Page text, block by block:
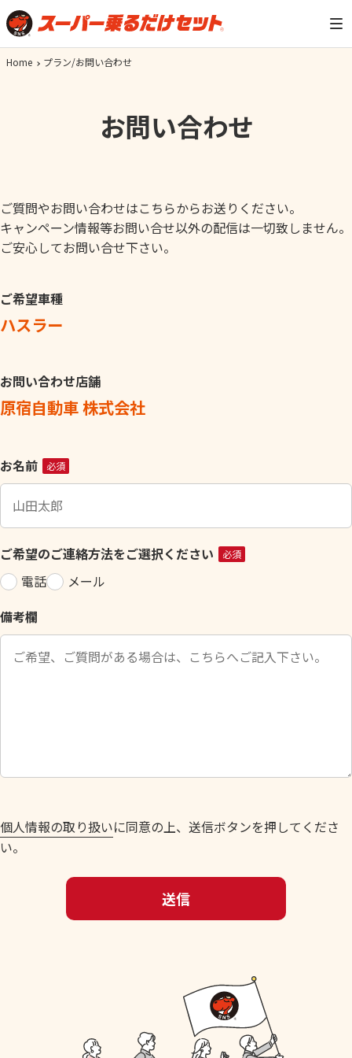
Home プラン/お問い合わせ
お問い合わせ
ご質問やお問い合わせはこちらからお送りください。
キャンペーン情報等お問い合せ以外の配信は一切致しません。
ご安心してお問い合せ下さい。
ご希望車種
ハスラー
お問い合わせ店舗
原宿自動車 株式会社
こ
の
ィ
ー
ル
ド
空
の
だ
い
。
お名前 必須
ご希望のご連絡方法をご選択ください 必須
電話
メール
備考欄
個人情報の取り扱いに同意の上、送信ボタンを押してくださ
い。